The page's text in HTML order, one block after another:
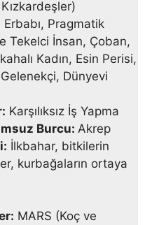
Erbabı, Pragmatik
Tekelci İnsan, Çoban,
Kadın, Esin Perisi,
Gelenekçi, Dünyevi
Karşılıksız İş Yapma
Burcu: Akrep
İlkbahar, bitkilerin
kurbağaların ortaya
MARS (Koç ve